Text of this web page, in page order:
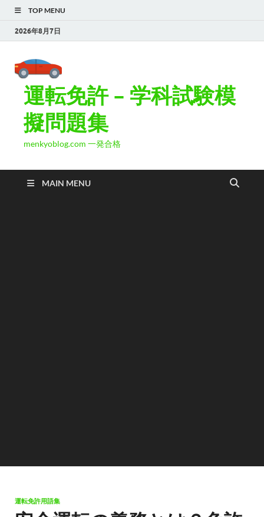
TOP MENU
2026年8月7日
運転免許 – 学科試験模
擬問題集
menkyoblog.com 一発合格
MAIN MENU
運転免許用語集